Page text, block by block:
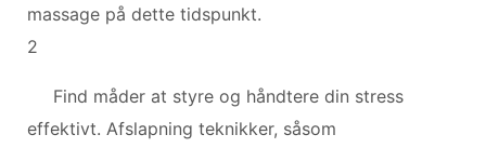
massage på dette tidspunkt.
2
Find måder at styre og håndtere din stress
effektivt. Afslapning teknikker, såsom